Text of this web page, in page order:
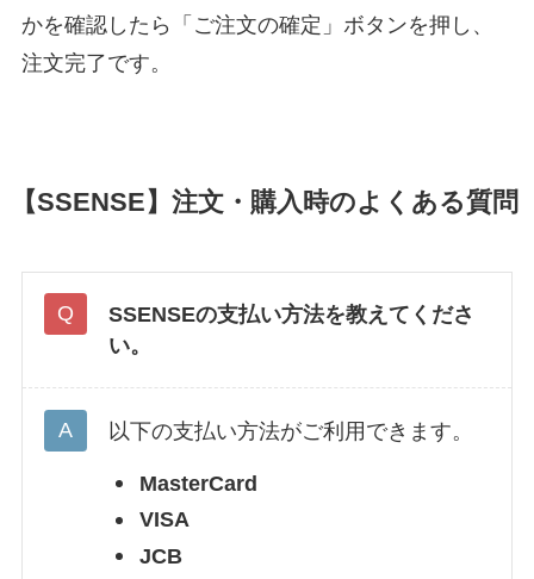
かを確認したら「ご注文の確定」ボタンを押し、
注文完了です。
【SSENSE】注文・購入時のよくある質問
SSENSEの支払い方法を教えてくださ
い。
以下の支払い方法がご利用できます。
MasterCard
VISA
JCB